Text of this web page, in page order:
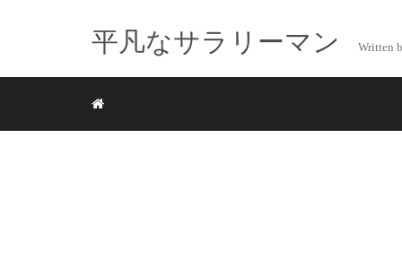
平凡なサラリーマン Written